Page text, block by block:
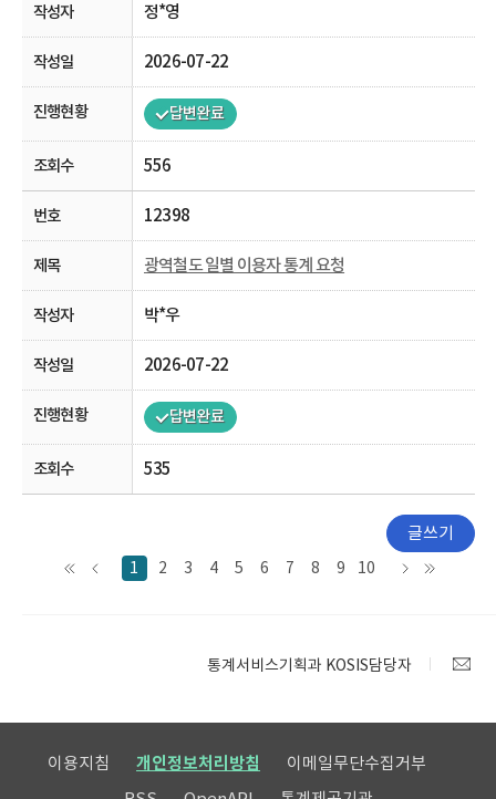
정*영
2026-07-22
답변완료
556
12398
광역철도 일별 이용자 통계 요청
박*우
2026-07-22
답변완료
535
글쓰기
1 2 3 4 5 6 7 8 9 10
통계서비스기획과 KOSIS담당자
이용지침 개인정보처리방침
이메일무단수집거부